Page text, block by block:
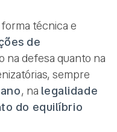
técnica e
de
na defesa quanto na
sempre
, na legalidade
do equilíbrio